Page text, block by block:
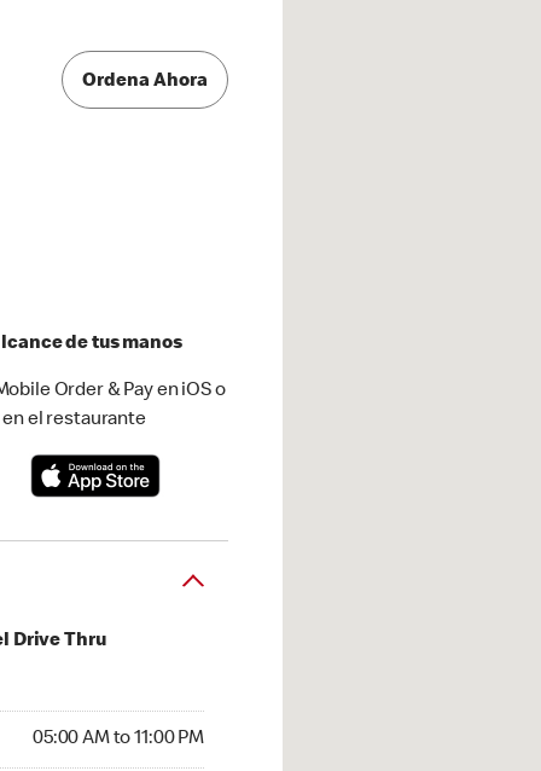
Ordena Ahora
de tus manos
Order & Pay en iOS o
el restaurante
Drive Thru
05:00 AM to 11:00 PM